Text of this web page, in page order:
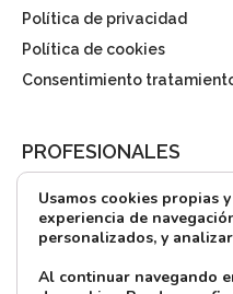
Política de privacidad
Política de cookies
Consentimiento
PROFESIONALES
¿Quieres alquilar?
Prensa
Directorio
Usamos cookies propias
experiencia de
personalizados, y
Al continuar navegando